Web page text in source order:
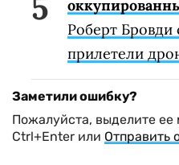
Роберт
прилетели
Заметили ошибку?
Пожалуйста, выделите
Ctrl+Enter или Отправить